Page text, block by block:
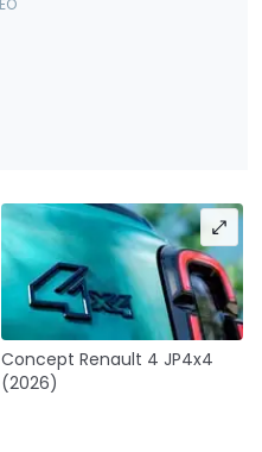
Concept Renault 4 JP4x4
(2026)